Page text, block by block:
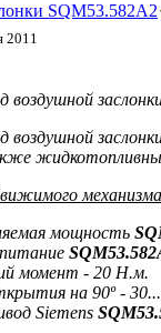
SQM53.582A2
2011
воздушной
мощность
момент - 20 Н.м.
на 90º -
Siemens